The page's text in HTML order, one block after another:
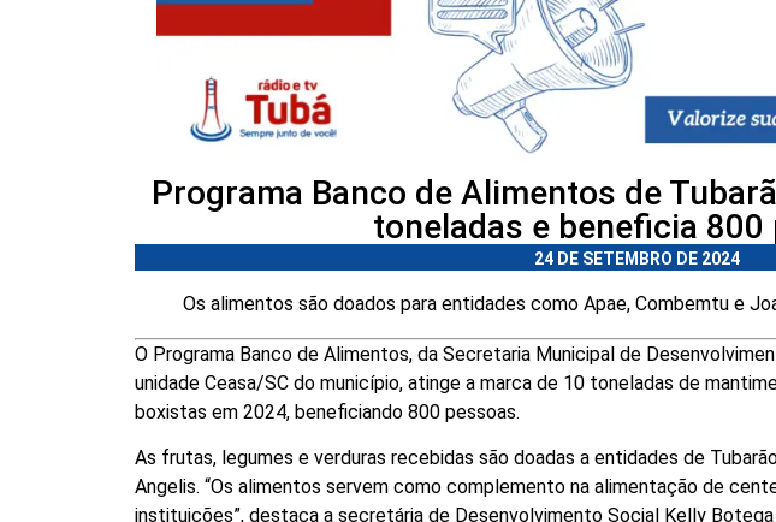
Programa Banco de Alimentos de
toneladas e beneficia 800
24 DE SETEMBRO DE 2024
Os alimentos são doados para entidades como Apae, Combemtu e
O Programa Banco de Alimentos, da Secretaria Municipal de
unidade Ceasa/SC do município, atinge a marca de 10 toneladas de
boxistas em 2024, beneficiando 800 pessoas.
As frutas, legumes e verduras recebidas são doadas a entidades de
Angelis. “Os alimentos servem como complemento na alimentação de
instituições”, destaca a secretária de Desenvolvimento Social Kelly